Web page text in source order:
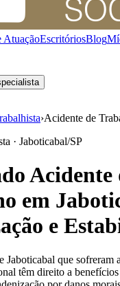
AtuaçãoEscritóriosBlog
›Acidente de
· Jaboticabal/SP
Acidente
em
e
Jaboticabal que sofreram
têm direito a